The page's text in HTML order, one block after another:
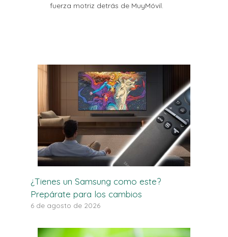
fuerza motriz detrás de MuyMóvil.
¿Tienes un Samsung como este?
Prepárate para los cambios
6 de agosto de 2026